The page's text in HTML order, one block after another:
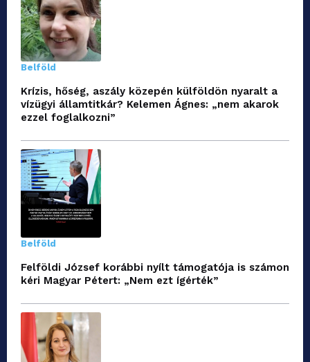
Belföld
Krízis, hőség, aszály közepén külföldön nyaralt a
vízügyi államtitkár? Kelemen Ágnes: „nem akarok
ezzel foglalkozni”
Belföld
Felföldi József korábbi nyílt támogatója is számon
kéri Magyar Pétert: „Nem ezt ígérték”